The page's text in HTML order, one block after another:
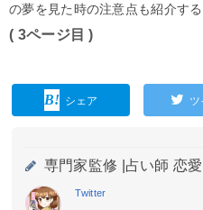
の夢を見た時の注意点も紹介す
( 3ページ目 )
シェア ツ
専門家監修 | 占い師 恋
Twitter